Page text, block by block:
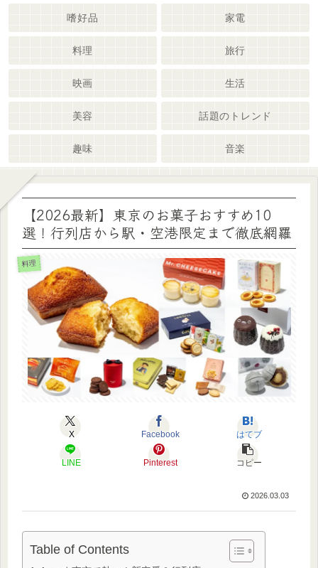
嗜好品 家電
料理 旅行
映画 生活
美容 話題のトレンド
趣味 音楽
【2026最新】東京のお菓子おすすめ10
選！行列店から駅・空港限定まで徹底網羅
料理
X Facebook はてブ
LINE Pinterest コピー
2026.03.03
Table of Contents